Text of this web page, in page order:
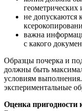
не допускаются
важна
с какого
Образцы почерка и
должны быть
условиям
экспериментальные
Оценка пригодности